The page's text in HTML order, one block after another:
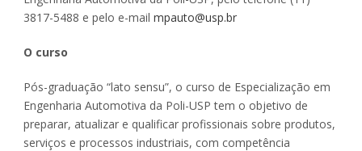
3817-5488 e pelo e-mail mpauto@usp.br
O curso
Pós-graduação “lato sensu”, o curso de Especialização em
Engenharia Automotiva da Poli-USP tem o objetivo de
preparar, atualizar e qualificar profissionais sobre produtos,
serviços e processos industriais, com competência